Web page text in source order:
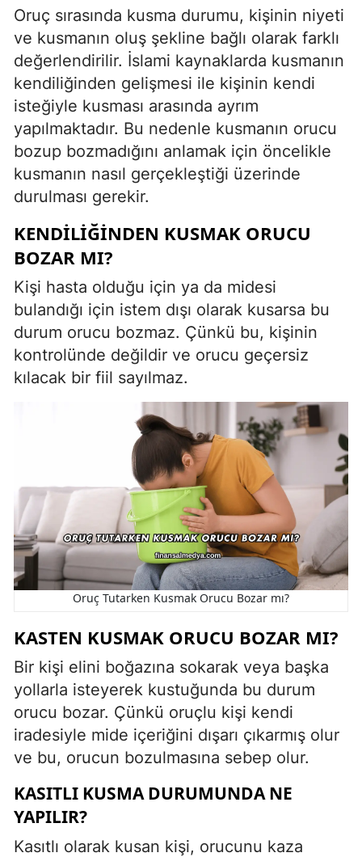
Oruç sırasında kusma durumu, kişinin niyeti
ve kusmanın oluş şekline bağlı olarak farklı
değerlendirilir. İslami kaynaklarda kusmanın
kendiliğinden gelişmesi ile kişinin kendi
isteğiyle kusması arasında ayrım
yapılmaktadır. Bu nedenle kusmanın orucu
bozup bozmadığını anlamak için öncelikle
kusmanın nasıl gerçekleştiği üzerinde
durulması gerekir.
KENDILIĞINDEN KUSMAK ORUCU
BOZAR MI?
Kişi hasta olduğu için ya da midesi
bulandığı için istem dışı olarak kusarsa bu
durum orucu bozmaz. Çünkü bu, kişinin
kontrolünde değildir ve orucu geçersiz
kılacak bir fiil sayılmaz.
Oruç Tutarken Kusmak Orucu Bozar mı?
KASTEN KUSMAK ORUCU BOZAR MI?
Bir kişi elini boğazına sokarak veya başka
yollarla isteyerek kustuğunda bu durum
orucu bozar. Çünkü oruçlu kişi kendi
iradesiyle mide içeriğini dışarı çıkarmış olur
ve bu, orucun bozulmasına sebep olur.
KASITLI KUSMA DURUMUNDA NE
YAPILIR?
Kasıtlı olarak kusan kişi, orucunu kaza